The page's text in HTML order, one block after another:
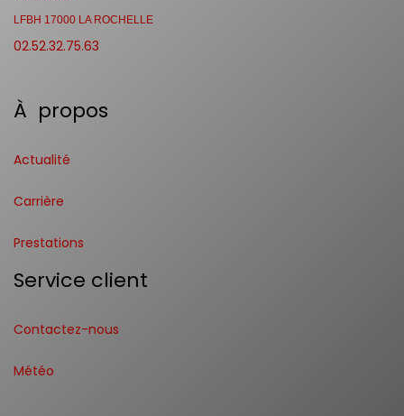
LFBH 17000 LA ROCHELLE
02.52.32.75.63
À propos
Actualité
Carrière
Prestations
Service client
Contactez-nous
Météo